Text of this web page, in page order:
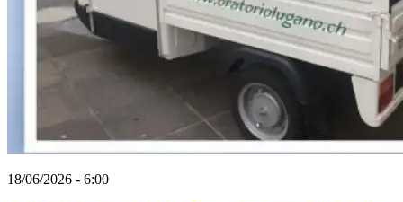
18/06/2026 - 6:00